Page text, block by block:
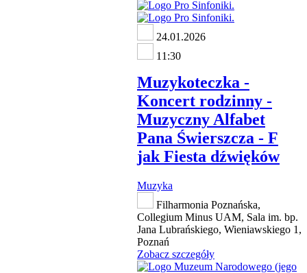
24.01.2026
11:30
Muzykoteczka -
Koncert rodzinny -
Muzyczny Alfabet
Pana Świerszcza - F
jak Fiesta dźwięków
Muzyka
Filharmonia Poznańska,
Collegium Minus UAM, Sala im. bp.
Jana Lubrańskiego, Wieniawskiego 1,
Poznań
Zobacz szczegóły